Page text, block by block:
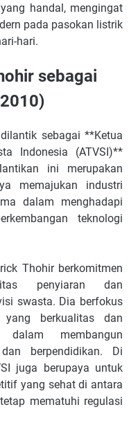
handal, mengingat
pada pasokan listrik
hari.
sebagai
sebagai **Ketua
Indonesia (ATVSI)**
ini merupakan
memajukan industri
dalam menghadapi
teknologi
Thohir berkomitmen
penyiaran dan
swasta. Dia berfokus
yang berkualitas dan
membangun
berpendidikan. Di
juga berupaya untuk
yang sehat di antara
mematuhi regulasi